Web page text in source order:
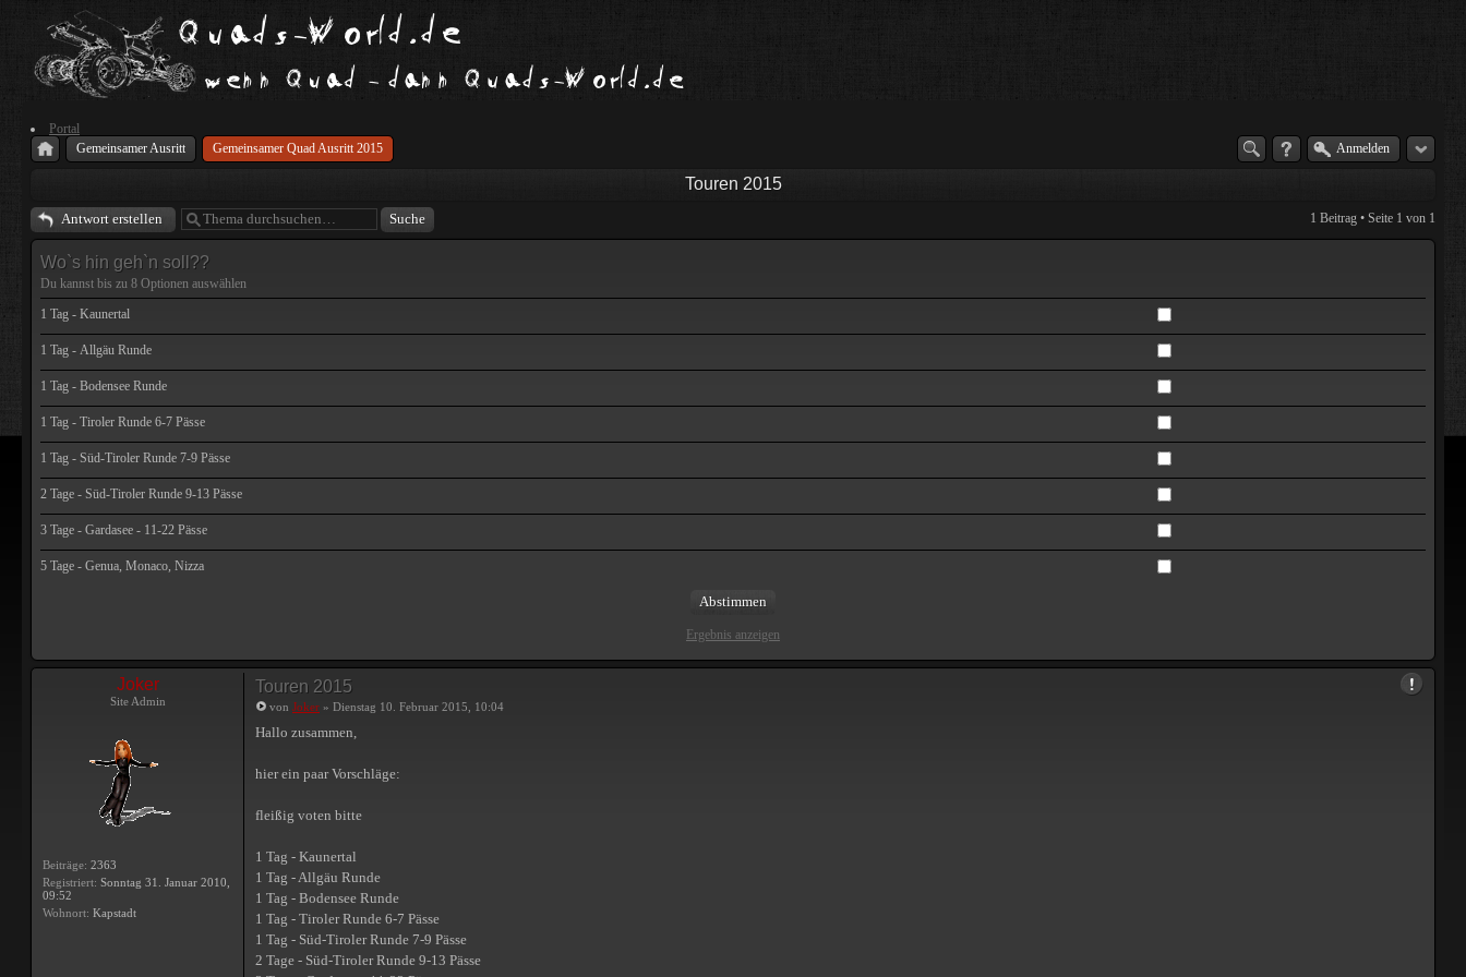
Portal
Gemeinsamer Ausritt
Gemeinsamer Quad Ausritt 2015 Anmelden
Touren 2015
Antwort erstellen 1 Beitrag • Seite 1 von 1
Wo`s hin geh`n soll??
Du kannst bis zu 8 Optionen auswählen
1 Tag - Kaunertal
1 Tag - Allgäu Runde
1 Tag - Bodensee Runde
1 Tag - Tiroler Runde 6-7 Pässe
1 Tag - Süd-Tiroler Runde 7-9 Pässe
2 Tage - Süd-Tiroler Runde 9-13 Pässe
3 Tage - Gardasee - 11-22 Pässe
5 Tage - Genua, Monaco, Nizza
Ergebnis anzeigen
Joker
Site Admin
Beiträge: 2363
Registriert: Sonntag 31. Januar 2010,
09:52
Wohnort: Kapstadt
Touren 2015
von Joker » Dienstag 10. Februar 2015, 10:04
Hallo zusammen,
hier ein paar Vorschläge:
fleißig voten bitte
1 Tag - Kaunertal
1 Tag - Allgäu Runde
1 Tag - Bodensee Runde
1 Tag - Tiroler Runde 6-7 Pässe
1 Tag - Süd-Tiroler Runde 7-9 Pässe
2 Tage - Süd-Tiroler Runde 9-13 Pässe